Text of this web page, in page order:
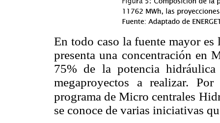
En todo caso la fuente mayor
presenta una concentración en
75% de la potencia
megaproyectos a realizar.
programa de Micro centrales
se conoce de varias iniciativas